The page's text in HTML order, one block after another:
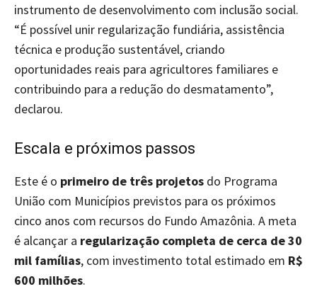
instrumento de desenvolvimento com inclusão social.
“É possível unir regularização fundiária, assistência
técnica e produção sustentável, criando
oportunidades reais para agricultores familiares e
contribuindo para a redução do desmatamento”,
declarou.
Escala e próximos passos
Este é o primeiro de três projetos do Programa
União com Municípios previstos para os próximos
cinco anos com recursos do Fundo Amazônia. A meta
é alcançar a regularização completa de cerca de 30
mil famílias, com investimento total estimado em R$
600 milhões.